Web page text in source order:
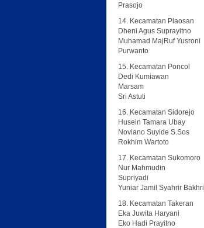
Prasojo
14. Kecamatan Plaosan
Dheni Agus Suprayitno
Muhamad MajRuf Yusroni
Purwanto
15. Kecamatan Poncol
Dedi Kumiawan
Marsam
Sri Astuti
16. Kecamatan Sidorejo
Husein Tamara Ubay
Noviano Suyide S.Sos
Rokhim Wartoto
17. Kecamatan Sukomoro
Nur Mahmudin
Supriyadi
Yuniar Jamil Syahrir Bakhri
18. Kecamatan Takeran
Eka Juwita Haryani
Eko Hadi Prayitno